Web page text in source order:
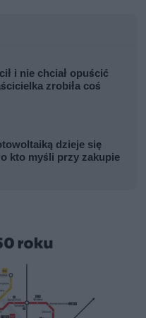
i nie chciał opuścić
zrobiła coś
dzieje się
kto myśli przy zakupie